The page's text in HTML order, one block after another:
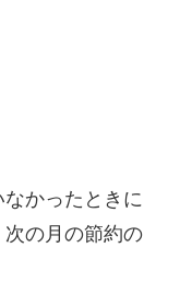
かったときに
の月の節約の